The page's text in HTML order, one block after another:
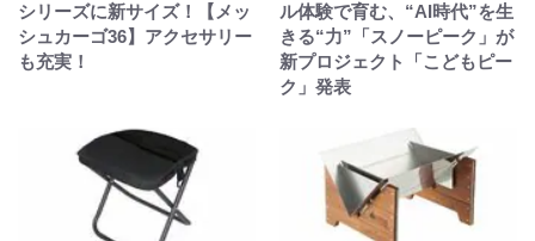
シリーズに新サイズ！【メッ
シュカーゴ36】アクセサリー
も充実！
ル体験で育む、“AI時代”を生
きる“力”「スノーピーク」が
新プロジェクト「こどもピー
ク」発表